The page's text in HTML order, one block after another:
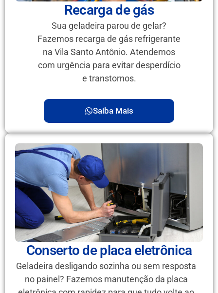
Recarga de gás
Sua geladeira parou de gelar?
Fazemos recarga de gás refrigerante
na Vila Santo Antônio. Atendemos
com urgência para evitar desperdício
e transtornos.
Saiba Mais
Conserto de placa eletrônica
Geladeira desligando sozinha ou sem resposta
no painel? Fazemos manutenção da placa